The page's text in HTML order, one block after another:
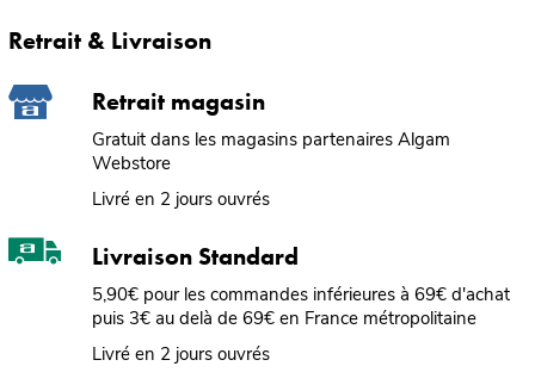
Retrait & Livraison
Retrait magasin
Gratuit dans les magasins partenaires Algam
Webstore
Livré en 2 jours ouvrés
Livraison Standard
5,90€ pour les commandes inférieures à 69€ d'achat
puis 3€ au delà de 69€ en France métropolitaine
Livré en 2 jours ouvrés